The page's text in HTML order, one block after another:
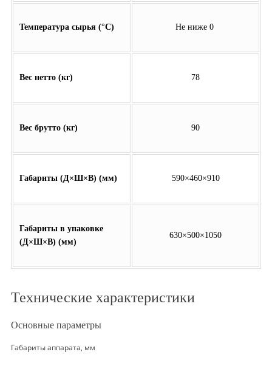
Температура сырья (°C) Не ниже 0
Вес нетто (кг) 78
Вес брутто (кг) 90
Габариты (Д×Ш×В) (мм) 590×460×910
Габариты в упаковке
(Д×Ш×В) (мм)
630×500×1050
Технические характеристики
Основные параметры
Габариты аппарата, мм